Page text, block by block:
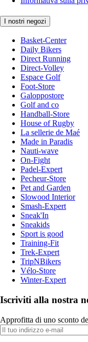
I nostri negozi
Basket-Center
Daily Bikers
Direct Running
Direct-Volley
Espace Golf
Foot-Store
Galoppostore
Golf and co
Handball-Store
House of Rugby
La sellerie de Maé
Made in Paradis
Nauti-wave
On-Fight
Padel-Expert
Pecheur-Store
Pet and Garden
Slowood Interior
Smash-Expert
Sneak'In
Sneakids
Sport is good
Training-Fit
Trek-Expert
TripNBikers
Vélo-Store
Winter-Expert
Iscriviti alla nostra
Approfitta di uno sconto